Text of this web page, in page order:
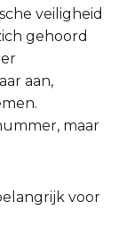
veiligheid
gehoord
aan,
maar
voor